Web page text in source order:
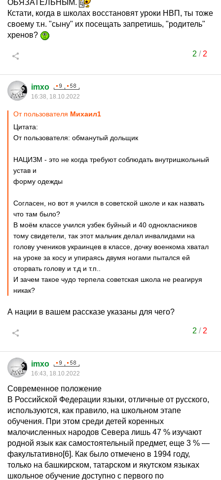
ОБЯЗАТЕЛЬНЫМ.
Кстати, когда в школах восстановят уроки НВП, ты тоже
своему т.н. "сыну" их посещать запретишь, "родитель"
хренов?
2 / 2
imxo
16:38, 18.10.2022
От пользователя Михаил1
Цитата:
От пользователя: обманутый дольщик
НАЦИЗМ - это не когда требуют соблюдать внутришкольный
устав и
форму одежды
Согласен, но вот я учился в советской школе и как назвать
что там было?
В моём классе учился узбек буйный и 40 однокласников
тому свидетели, так этот мальчик делал инвалидами на
голову учеников украинцев в классе, дочку военкома хватал
на уроке за косу и упираясь двумя ногами пытался ей
оторвать голову и т.д и т.п..
И зачем такое чудо терпела советская школа не реагируя
никак?
А нации в вашем рассказе указаны для чего?
2 / 2
imxo
16:43, 18.10.2022
Современное положение
В Российской Федерации языки, отличные от русского,
используются, как правило, на школьном этапе
обучения. При этом среди детей коренных
малочисленных народов Севера лишь 47 % изучают
родной язык как самостоятельный предмет, еще 3 % —
факультативно[6]. Как было отмечено в 1994 году,
только на башкирском, татарском и якутском языках
школьное обучение доступно с первого по